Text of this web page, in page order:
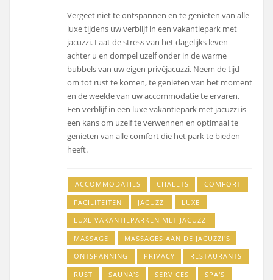
Vergeet niet te ontspannen en te genieten van alle
luxe tijdens uw verblijf in een vakantiepark met
jacuzzi. Laat de stress van het dagelijks leven
achter u en dompel uzelf onder in de warme
bubbels van uw eigen privéjacuzzi. Neem de tijd
om tot rust te komen, te genieten van het moment
en de weelde van uw accommodatie te ervaren.
Een verblijf in een luxe vakantiepark met jacuzzi is
een kans om uzelf te verwennen en optimaal te
genieten van alle comfort die het park te bieden
heeft.
ACCOMMODATIES CHALETS
COMFORT
FACILITEITEN
JACUZZI
LUXE
LUXE VAKANTIEPARKEN MET JACUZZI
MASSAGE
MASSAGES AAN DE JACUZZI'S
ONTSPANNING
PRIVACY
RESTAURANTS
RUST
SAUNA'S SERVICES
SPA'S